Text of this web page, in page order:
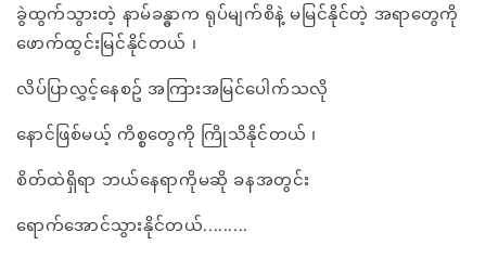
ခွဲထွက်သွားတဲ့ နာမ်ခန္ဓာက ရုပ်မျက်စိနဲ့ မမြင်နိုင်တဲ့ အရာတွေကို
ဖောက်ထွင်းမြင်နိုင်တယ် ၊
လိပ်ပြာလွှင့်နေစဥ် အကြားအမြင်ပေါက်သလို
နောင်ဖြစ်မယ့် ကိစ္စတွေကို ကြိုသိနိုင်တယ် ၊
စိတ်ထဲရှိရာ ဘယ်နေရာကိုမဆို ခနအတွင်း
ရောက်အောင်သွားနိုင်တယ်.........